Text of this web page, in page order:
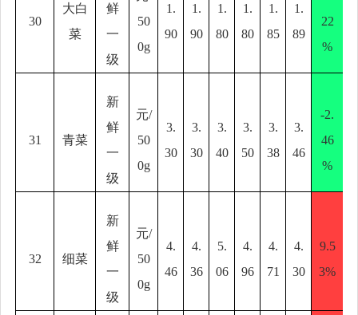
30
大白
菜
鲜
一
级
50
0g
1.
90
1.
90
1.
80
1.
80
1.
85
1.
89
22
%
31 青菜
新
鲜
一
级
元/
50
0g
3.
30
3.
30
3.
40
3.
50
3.
38
3.
46
-2.
46
%
32 细菜
新
鲜
一
级
元/
50
0g
4.
46
4.
36
5.
06
4.
96
4.
71
4.
30
9.5
3%